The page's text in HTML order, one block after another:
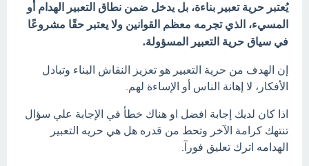
يُعتبر حرية تعبير بناءة، بل يدخل ضمن نطاق التعبير الهدام أو
المسيء، الذي تجرمه معظم القوانين ولا يعتبر حقًا مشروعًا
في سياق حرية التعبير المسؤولة.
إن الهدف من حرية التعبير هو تعزيز النقاش البناء وتبادل
الأفكار، لا إهانة الناس أو الإساءة لهم.
اذا كان لديك إجابة افضل او هناك خطأ في الإجابة علي سؤال
تنتهك كرامة الآخر وتحط من قدره هل هي حريه التعبير
الهدامه اترك تعليق فورآ.